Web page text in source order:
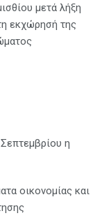
μετά λήξη
εκχώρησή της
η
οικονομίας και